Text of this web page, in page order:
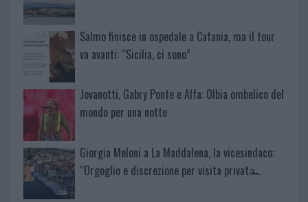
Salmo finisce in ospedale a Catania, ma il tour
va avanti: “Sicilia, ci sono”
Jovanotti, Gabry Ponte e Alfa: Olbia ombelico del
mondo per una notte
Giorgia Meloni a La Maddalena, la vicesindaco:
“Orgoglio e discrezione per visita privata̶…